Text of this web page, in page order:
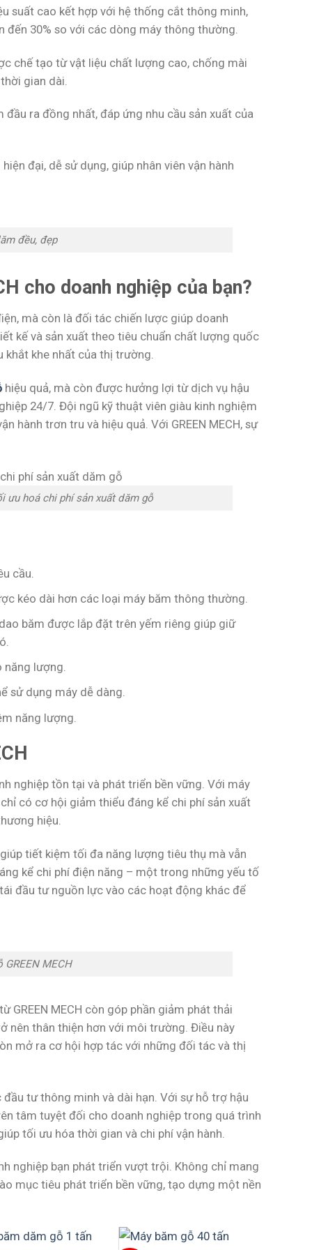
suất cao kết hợp với hệ thống cắt thông minh,
đến 30% so với các dòng máy thông thường.
chế tạo từ vật liệu chất lượng cao, chống mài
gian dài.
ra đồng nhất, đáp ứng nhu cầu sản xuất của
đại, dễ sử dụng, giúp nhân viên vận hành
đều, đẹp
cho doanh nghiệp của bạn?
mà còn là đối tác chiến lược giúp doanh
kế và sản xuất theo tiêu chuẩn chất lượng quốc
khe nhất của thị trường.
hiệu quả, mà còn được hưởng lợi từ dịch vụ hậu
24/7. Đội ngũ kỹ thuật viên giàu kinh nghiệm
hành trơn tru và hiệu quả. Với GREEN MECH, sự
ưu hoá chi phí sản xuất dăm gỗ
cầu.
kéo dài hơn các loại máy băm thông thường.
băm được lắp đặt trên yếm riêng giúp giữ
năng lượng.
sử dụng máy dễ dàng.
năng lượng.
nghiệp tồn tại và phát triển bền vững. Với máy
có cơ hội giảm thiểu đáng kể chi phí sản xuất
hiệu.
tiết kiệm tối đa năng lượng tiêu thụ mà vẫn
kể chi phí điện năng – một trong những yếu tố
đầu tư nguồn lực vào các hoạt động khác để
MECH
MECH còn góp phần giảm phát thải
nên thân thiện hơn với môi trường. Điều này
mở ra cơ hội hợp tác với những đối tác và thị
tư thông minh và dài hạn. Với sự hỗ trợ hậu
tâm tuyệt đối cho doanh nghiệp trong quá trình
tối ưu hóa thời gian và chi phí vận hành.
nghiệp bạn phát triển vượt trội. Không chỉ mang
mục tiêu phát triển bền vững, tạo dựng một nền